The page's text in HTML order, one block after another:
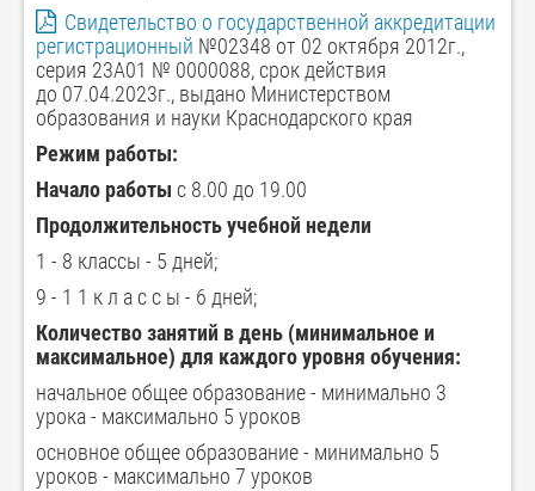
Свидетельство о государственной аккредитации
регистрационный №02348 от 02 октября 2012г.,
серия 23А01 № 0000088, срок действия
до 07.04.2023г., выдано Министерством
образования и науки Краснодарского края
Режим работы:
Начало работы с 8.00 до 19.00
Продолжительность учебной недели
1 - 8 классы - 5 дней;
9 - 1 1 к л а с с ы - 6 дней;
Количество занятий в день (минимальное и
максимальное) для каждого уровня обучения:
начальное общее образование - минимально 3
урока - максимально 5 уроков
основное общее образование - минимально 5
уроков - максимально 7 уроков